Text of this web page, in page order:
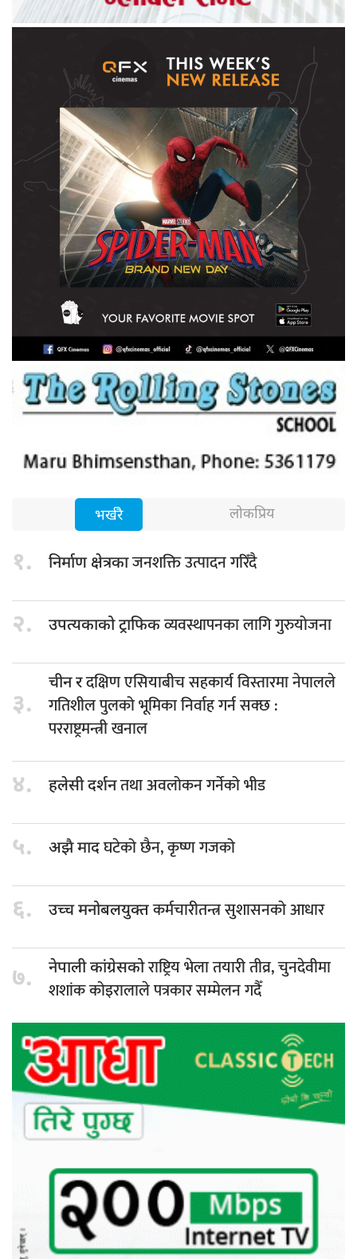
भर्खरै लोकप्रिय
१. निर्माण क्षेत्रकाजनशक्ति उत्पादन गरिँदै
२. उपत्यकाको ट्राफिकव्यवस्थापनका लागि गुरुयोजना
३.
चीन रदक्षिण एसियाबीच सहकार्य विस्तारमा नेपालले
गतिशील पुलको भूमिका निर्वाह गर्न सक्छ :
परराष्ट्रमन्त्री खनाल
४. हलेसी दर्शनतथा अवलोकन गर्नेको भीड
५. अझै मादघटेको छैन, कृष्ण गजको
६. उच्च मनोबलयुक्तकर्मचारीतन्त्र सुशासनको आधार
७. नेपाली कांग्रेसकोराष्ट्रिय भेला तयारी तीव्र, चुनदेवीमा
शशांक कोइरालाले पत्रकार सम्मेलन गदैँ